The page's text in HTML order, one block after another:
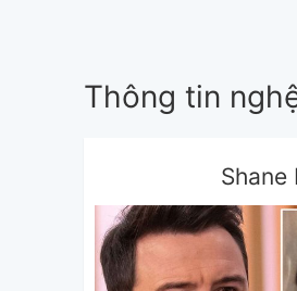
Thông tin
Shane